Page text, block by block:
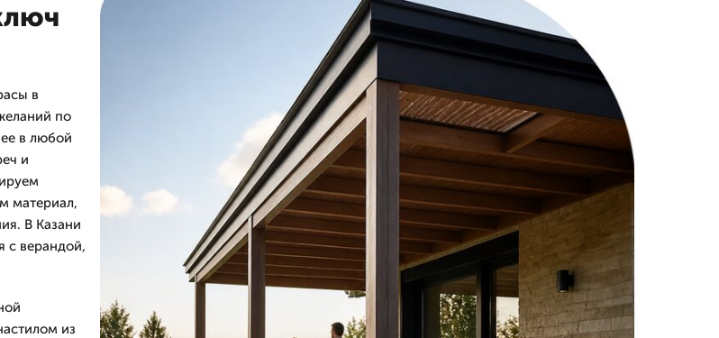
в
по
в любой
и
материал,
В Казани
с верандой,
из